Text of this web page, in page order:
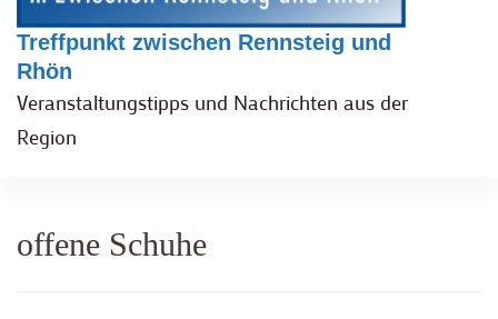
Treffpunkt zwischen Rennsteig und
Rhön
Veranstaltungstipps und Nachrichten aus der
Region
offene Schuhe